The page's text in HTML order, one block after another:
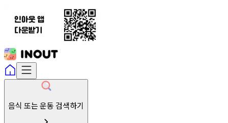
음식 또는 운동 검색하기